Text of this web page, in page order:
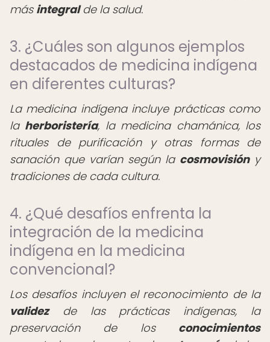
más integralde la salud.
3. ¿Cuáles son algunos ejemplos
destacados de medicina indígena
en diferentes culturas?
La medicina indígena incluye prácticas como
la herboristería, la medicina chamánica, los
rituales de purificación y otras formas de
sanación que varían según la cosmovisióny
tradiciones de cada cultura.
4. ¿Qué desafíos enfrenta la
integración de la medicina
indígena en la medicina
convencional?
Los desafíos incluyen el reconocimiento de la
validezde las prácticas indígenas, la
preservación de los conocimientos